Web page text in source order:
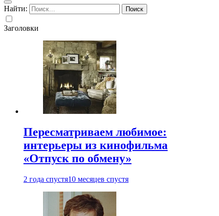
Найти:
Заголовки
Пересматриваем любимое:
интерьеры из кинофильма
«Отпуск по обмену»
2 года спустя10 месяцев спустя